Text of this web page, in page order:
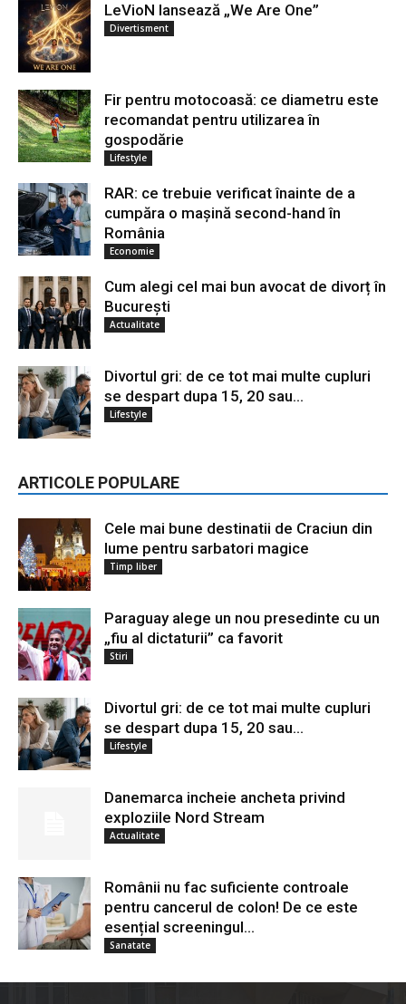
LeVioN lansează „We Are One”
Divertisment
Fir pentru motocoasă: ce diametru este
recomandat pentru utilizarea în
gospodărie
Lifestyle
RAR: ce trebuie verificat înainte de a
cumpăra o mașină second-hand în
România
Economie
Cum alegi cel mai bun avocat de divorț în
București
Actualitate
Divortul gri: de ce tot mai multe cupluri
se despart dupa 15, 20 sau...
Lifestyle
ARTICOLE POPULARE
Cele mai bune destinatii de Craciun din
lume pentru sarbatori magice
Timp liber
Paraguay alege un nou presedinte cu un
„fiu al dictaturii” ca favorit
Stiri
Divortul gri: de ce tot mai multe cupluri
se despart dupa 15, 20 sau...
Lifestyle
Danemarca incheie ancheta privind
exploziile Nord Stream
Actualitate
Românii nu fac suficiente controale
pentru cancerul de colon! De ce este
esențial screeningul...
Sanatate